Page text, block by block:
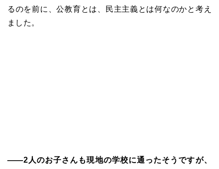
るのを前に、公教育とは、民主主義とは何なのかと考え
ました。
――2人のお子さんも現地の学校に通ったそうですが、